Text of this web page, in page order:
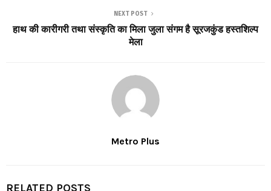
NEXT POST
हाथ की कारीगरी तथा संस्कृति का मिला जुला संगम है सूरजकुंड हस्तशिल्प
मेला
Metro Plus
RELATED POSTS